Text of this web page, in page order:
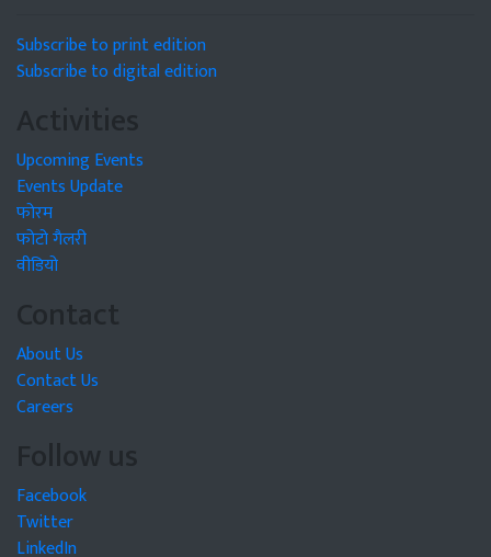
Subscribe to print edition
Subscribe to digital edition
Activities
Upcoming Events
Events Update
फोरम
फोटो गैलरी
वीडियो
Contact
About Us
Contact Us
Careers
Follow us
Facebook
Twitter
LinkedIn